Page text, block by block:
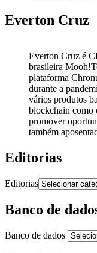
Everton Cruz
Everton Cruz é
brasileira
plataforma
durante a
vários produtos
blockchain como
promover
também
Editorias
Editorias
Banco de
Banco de dados